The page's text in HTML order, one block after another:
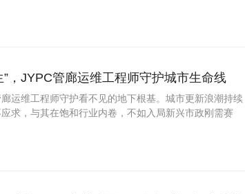
，JYPC管廊运维工程师守护城市生命线
运维工程师守护看不见的地下根基。城市更新浪潮持续
求，与其在饱和行业内卷，不如入局新兴市政刚需赛